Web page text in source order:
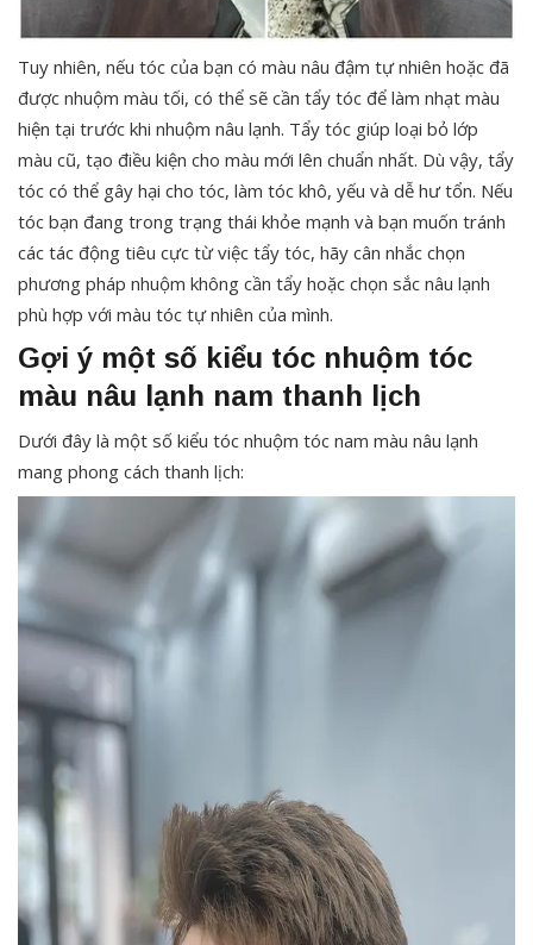
Tuy nhiên, nếu tóc của bạn có màu nâu đậm tự nhiên hoặc đã
được nhuộm màu tối, có thể sẽ cần tẩy tóc để làm nhạt màu
hiện tại trước khi nhuộm nâu lạnh. Tẩy tóc giúp loại bỏ lớp
màu cũ, tạo điều kiện cho màu mới lên chuẩn nhất. Dù vậy, tẩy
tóc có thể gây hại cho tóc, làm tóc khô, yếu và dễ hư tổn. Nếu
tóc bạn đang trong trạng thái khỏe mạnh và bạn muốn tránh
các tác động tiêu cực từ việc tẩy tóc, hãy cân nhắc chọn
phương pháp nhuộm không cần tẩy hoặc chọn sắc nâu lạnh
phù hợp với màu tóc tự nhiên của mình.
Gợi ý một số kiểu tóc nhuộm tóc
màu nâu lạnh nam thanh lịch
Dưới đây là một số kiểu tóc nhuộm tóc nam màu nâu lạnh
mang phong cách thanh lịch: